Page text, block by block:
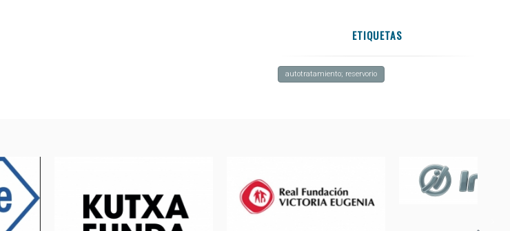
ETIQUETAS
autotratamiento; reservorio